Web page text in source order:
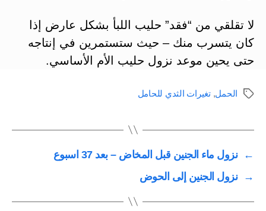
لا تقلقي من “فقد” حليب اللبأ بشكل عارض إذا
كان يتسرب منك – حيث ستستمرين في إنتاجه
حتى يحين موعد نزول حليب الأم الأساسي.
الوسومالحمل,تغيرات الثدي للحامل
←
نزول ماء الجنين قبل المخاض – بعد 37 اسبوع
→
نزول الجنين إلى الحوض